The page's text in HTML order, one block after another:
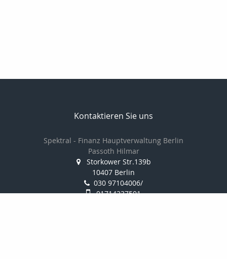
Kontaktieren Sie uns
Spektral - Finanz Hauptverwaltung Berlin
Passoth Hilmar
Storkower Str.139b
10407 Berlin
030 97104006/
01714237501